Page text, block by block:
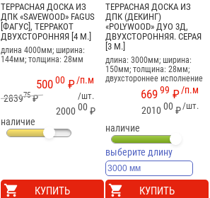
ТЕРРАСНАЯ ДОСКА ИЗ
ДПК «SAVEWOOD» FAGUS
[ФАГУС], ТЕРРАКОТ
ДВУХСТОРОННЯЯ [4 М.]
длина 4000мм; ширина:
144мм; толщина: 28мм
/п.м
50000 ₽
283975₽ /шт.
2000 00 ₽
наличие
КУПИТЬ
ТЕРРАСНАЯ ДОСКА ИЗ
ДПК (ДЕКИНГ)
«POLYWOOD» ДУО 3Д,
ДВУХСТОРОННЯЯ. СЕРАЯ
[3 М.]
длина: 3000мм; ширина:
150мм; толщина: 28мм;
двухстороннее исполнение
/п.м
66999 ₽
/шт.
2010 00 ₽
наличие
выберите длину
КУПИТЬ